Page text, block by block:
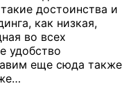
достоинства и
как низкая,
во всех
удобство
еще сюда также
…